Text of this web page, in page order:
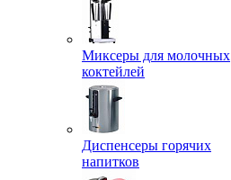
Миксеры для молочных
коктейлей
Диспенсеры горячих
напитков